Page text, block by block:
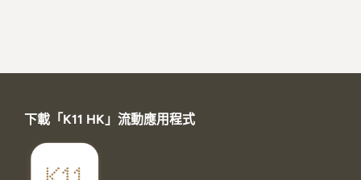
下載「K11 HK」流動應用程式